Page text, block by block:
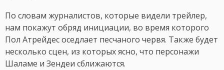
По словам журналистов, которые видели трейлер,
нам покажут обряд инициации, во время которого
Пол Атрейдес оседлает песчаного червя. Также будет
несколько сцен, из которых ясно, что персонажи
Шаламе и Зендеи сближаются.